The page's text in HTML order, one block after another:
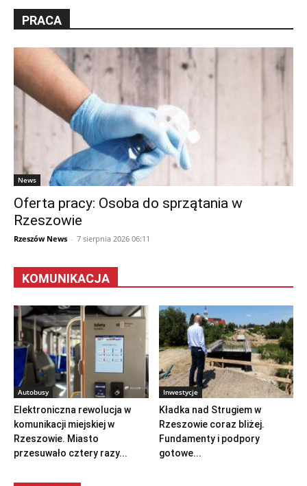
PRACA
News
Oferta pracy: Osoba do sprzątania w
Rzeszowie
Rzeszów News - 7 sierpnia 2026 06:11
KOMUNIKACJA
Autobusy
Elektroniczna rewolucja w
komunikacji miejskiej w
Rzeszowie. Miasto
przesuwało cztery razy...
Inwestycje
Kładka nad Strugiem w
Rzeszowie coraz bliżej.
Fundamenty i podpory
gotowe...